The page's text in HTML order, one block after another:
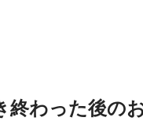
終わった後の